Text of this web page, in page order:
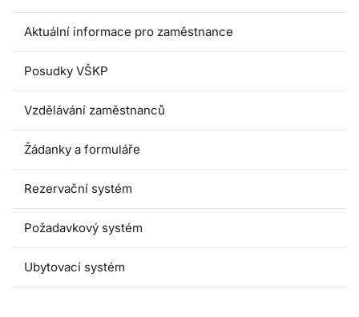
Aktuální informace pro zaměstnance
Posudky VŠKP
Vzdělávání zaměstnanců
Žádanky a formuláře
Rezervační systém
Požadavkový systém
Ubytovací systém